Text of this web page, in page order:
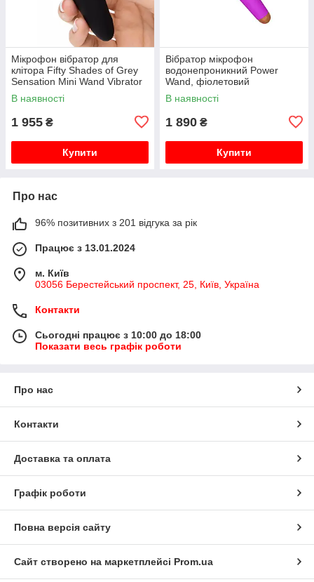
Мікрофон вібратор для
клітора Fifty Shades of Grey
Sensation Mini Wand Vibrator
В наявності
1 955 ₴
Купити
Вібратор мікрофон
водонепроникний Power
Wand, фіолетовий
В наявності
1 890 ₴
Купити
Про нас
96% позитивних з 201 відгука за рік
Працює з 13.01.2024
м. Київ
03056 Берестейський проспект, 25, Київ, Україна
Контакти
Сьогодні працює з 10:00 до 18:00
Показати весь графік роботи
Про нас
Контакти
Доставка та оплата
Графік роботи
Повна версія сайту
Сайт створено на маркетплейсі Prom.ua